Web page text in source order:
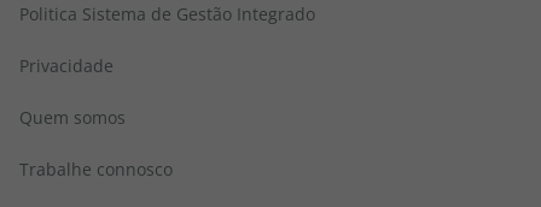
Politica Sistema de Gestão Integrado
Privacidade
Quem somos
Trabalhe connosco